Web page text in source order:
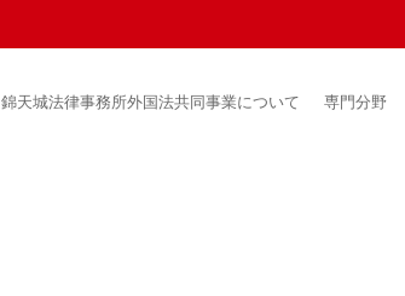
錦天城法律事務所外国法共同事業について 専門分野